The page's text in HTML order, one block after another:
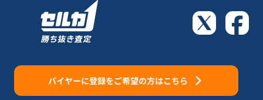
バイヤーに登録をご希望の方はこちら